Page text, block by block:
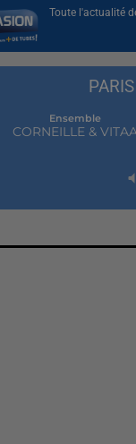
Toute l'actualité
Ensemble
CORNEILLE &
PARIS